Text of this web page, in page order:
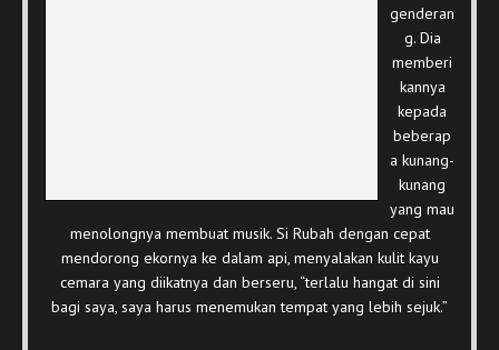
genderan
g. Dia
memberi
kannya
kepada
beberap
a kunang-
kunang
yang mau
menolongnya membuat musik. Si Rubah dengan cepat
mendorong ekornya ke dalam api, menyalakan kulit kayu
cemara yang diikatnya dan berseru, “terlalu hangat di sini
bagi saya, saya harus menemukan tempat yang lebih sejuk.”